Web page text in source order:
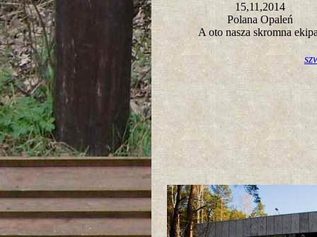
15,11,2014
Polana Opaleń
A oto nasza skromna